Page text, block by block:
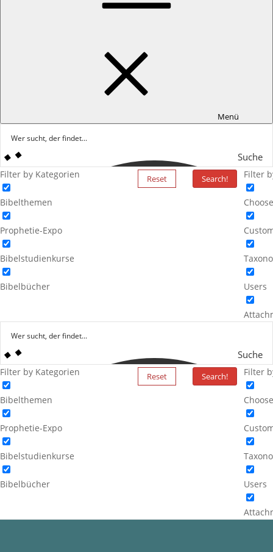
Menü
Suche
Filter by Kategorien
Bibelthemen
Prophetie-Expo
Bibelstudienkurse
Bibelbücher
Reset Search! Filter
Users
Suche
Filter by Kategorien
Bibelthemen
Prophetie-Expo
Bibelstudienkurse
Bibelbücher
Reset Search! Filter
Users